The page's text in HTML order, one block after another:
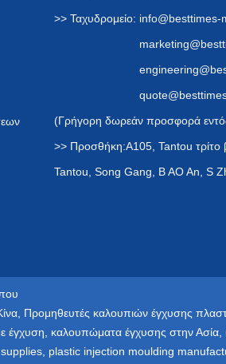
>> Ταχυδρομείο: info@besttimes-
(Γρήγορη δωρεάν προσφορά
>> Προσθήκη:A105, Tantou τρίτο
Tantou, Song Gang, B AO An, S
Προμηθευτές καλουπιών έγχυσης
έγχυση καλουπώματα έγχυσης στην Ασία
plastic injection moulding